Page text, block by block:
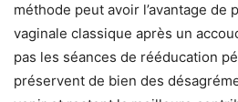
méthode peut avoir l’avantage de
vaginale classique après un
pas les séances de rééducation
préservent de bien des